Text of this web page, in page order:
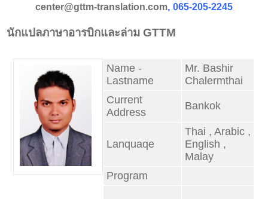
center@gttm-translation.com, 065-205-2245
นักแปลภาษาอารบิกและล่าม GTTM
Name -
Lastname
Mr. Bashir
Chalermthai
Current
Address
Bankok
Lanquaqe
Thai , Arabic ,
English ,
Malay
Program